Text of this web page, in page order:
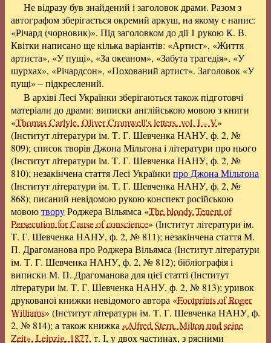
Не відразу був знайдений і заголовок драми. Разом з
автографом зберігається окремий аркуш, на якому є напис:
«Річард (чорновик)». Під заголовком до дії 1 рукою К. В.
Квітки написано ще кілька варіантів: «Артист», «Життя
артиста», «У пущі», «За океаном», «Забута трагедія», «У
шурхах», «Річардсон», «Похований артист». Заголовок «У
пущі» – підкреслений.
В архіві Лесі Українки зберігаються також підготовчі
матеріали до драми: виписки англійською мовою з книги
«Thomas Carlyle. Oliver Cromwell's letters, vol. I – V»
(Інститут літератури ім. Т. Г. Шевченка НАНУ, ф. 2, №
809); список творів Джона Мільтона і літератури про нього
(Інститут літератури ім. Т. Г. Шевченка НАНУ, ф. 2, №
810); незакінчена стаття Лесі Українки про Джона Мільтона
(Інститут літератури ім. Т. Г. Шевченка НАНУ, ф. 2, №
868); писаний невідомою рукою конспект російською
мовоютворуРоджера Вільямса «The bloody Tenent of
Persecution for Cause of conscience» (Інститут літератури ім.
Т. Г. Шевченка НАНУ, ф. 2, № 811); незакінчена стаття М.
П. Драгоманова про Роджера Вільямса (Інститут літератури
ім. Т. Г. Шевченка НАНУ, ф. 2, № 812); бібліографія і
виписки М. П. Драгоманова для цієї статті (Інститут
літератури ім. Т. Г. Шевченка НАНУ, ф. 2, № 813); уривок
друкованої книжки невідомого автора «Footprints of Roger
Williams» (Інститут літератури ім. Т. Г. Шевченка НАНУ, ф.
2, № 814); а також книжка «Alfred Stern, Milton und seine
Zeit», Leipzig, 1877, т. І, у двох частинах, з рясними